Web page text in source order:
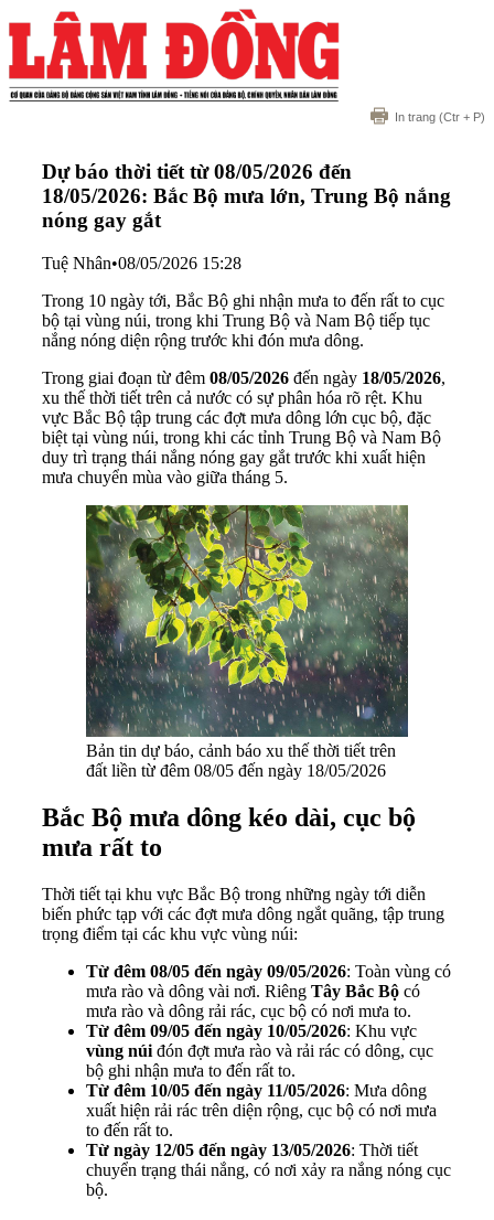
In trang (Ctr + P)
Dự báo thời tiết từ 08/05/2026 đến
18/05/2026: Bắc Bộ mưa lớn, Trung Bộ nắng
nóng gay gắt
Tuệ Nhân•08/05/2026 15:28
Trong 10 ngày tới, Bắc Bộ ghi nhận mưa to đến rất to cục
bộ tại vùng núi, trong khi Trung Bộ và Nam Bộ tiếp tục
nắng nóng diện rộng trước khi đón mưa dông.
Trong giai đoạn từ đêm 08/05/2026 đến ngày 18/05/2026,
xu thế thời tiết trên cả nước có sự phân hóa rõ rệt. Khu
vực Bắc Bộ tập trung các đợt mưa dông lớn cục bộ, đặc
biệt tại vùng núi, trong khi các tỉnh Trung Bộ và Nam Bộ
duy trì trạng thái nắng nóng gay gắt trước khi xuất hiện
mưa chuyển mùa vào giữa tháng 5.
Bản tin dự báo, cảnh báo xu thế thời tiết trên
đất liền từ đêm 08/05 đến ngày 18/05/2026
Bắc Bộ mưa dông kéo dài, cục bộ
mưa rất to
Thời tiết tại khu vực Bắc Bộ trong những ngày tới diễn
biến phức tạp với các đợt mưa dông ngắt quãng, tập trung
trọng điểm tại các khu vực vùng núi:
Từ đêm 08/05 đến ngày 09/05/2026: Toàn vùng có
mưa rào và dông vài nơi. Riêng Tây Bắc Bộ có
mưa rào và dông rải rác, cục bộ có nơi mưa to.
Từ đêm 09/05 đến ngày 10/05/2026: Khu vực
vùng núi đón đợt mưa rào và rải rác có dông, cục
bộ ghi nhận mưa to đến rất to.
Từ đêm 10/05 đến ngày 11/05/2026: Mưa dông
xuất hiện rải rác trên diện rộng, cục bộ có nơi mưa
to đến rất to.
Từ ngày 12/05 đến ngày 13/05/2026: Thời tiết
chuyển trạng thái nắng, có nơi xảy ra nắng nóng cục
bộ.